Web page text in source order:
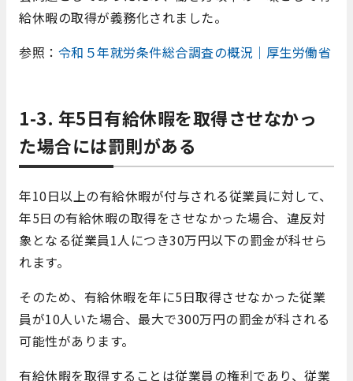
給休暇の取得が義務化されました。
参照： 令和５年就労条件総合調査の概況｜厚生労働省
1-3. 年5日有給休暇を取得させなかっ
た場合には罰則がある
年10日以上の有給休暇が付与される従業員に対して、
年5日の有給休暇の取得をさせなかった場合、違反対
象となる従業員1人につき30万円以下の罰金が科せら
れます。
そのため、有給休暇を年に5日取得させなかった従業
員が10人いた場合、最大で300万円の罰金が科される
可能性があります。
有給休暇を取得することは従業員の権利であり、従業